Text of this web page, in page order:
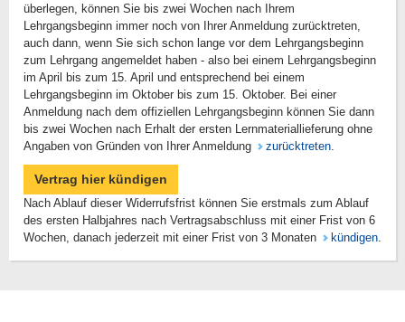
überlegen, können Sie bis zwei Wochen nach Ihrem
Lehrgangsbeginn immer noch von Ihrer Anmeldung zurücktreten,
auch dann, wenn Sie sich schon lange vor dem Lehrgangsbeginn
zum Lehrgang angemeldet haben - also bei einem Lehrgangsbeginn
im April bis zum 15. April und entsprechend bei einem
Lehrgangsbeginn im Oktober bis zum 15. Oktober. Bei einer
Anmeldung nach dem offiziellen Lehrgangsbeginn können Sie dann
bis zwei Wochen nach Erhalt der ersten Lernmateriallieferung ohne
Angaben von Gründen von Ihrer Anmeldung
zurücktreten.
Vertrag hier kündigen
Nach Ablauf dieser Widerrufsfrist können Sie erstmals zum Ablauf
des ersten Halbjahres nach Vertragsabschluss mit einer Frist von 6
Wochen, danach jederzeit mit einer Frist von 3 Monaten
kündigen.